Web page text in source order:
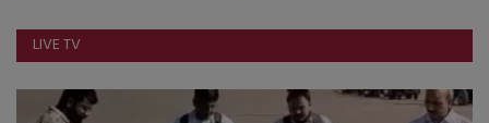
નાણાંકીય સમાચાર
સ્થાનિક સમાચાર
LIVE TV